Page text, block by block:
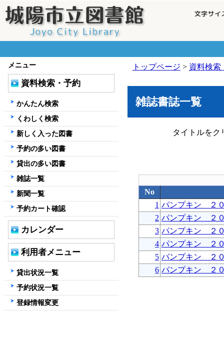
トップページ > 資料検索
雑誌書誌一覧
タイトルをク
No
1 パンプキン ２
2 パンプキン ２
3 パンプキン ２
4 パンプキン ２
5 パンプキン ２
6 パンプキン ２
メニュー
資料検索・予約
かんたん検索
くわしく検索
新しく入った図書
予約の多い図書
貸出の多い図書
雑誌一覧
新聞一覧
予約カート確認
カレンダー
利用者メニュー
貸出状況一覧
予約状況一覧
登録情報変更